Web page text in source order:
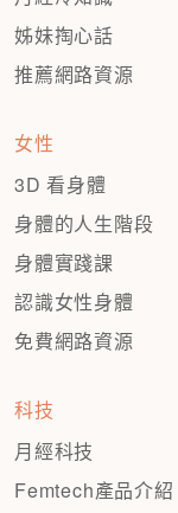
姊妹掏心話
推薦網路資源
女性
3D 看身體
身體的人生階段
身體實踐課
認識女性身體
免費網路資源
科技
月經科技
Femtech產品介紹